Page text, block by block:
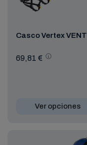
Casco Vertex VENT
69,81 €
Ver opciones